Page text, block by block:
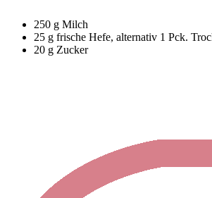
250 g Milch
25 g frische Hefe, alternativ 1 Pck.
20 g Zucker